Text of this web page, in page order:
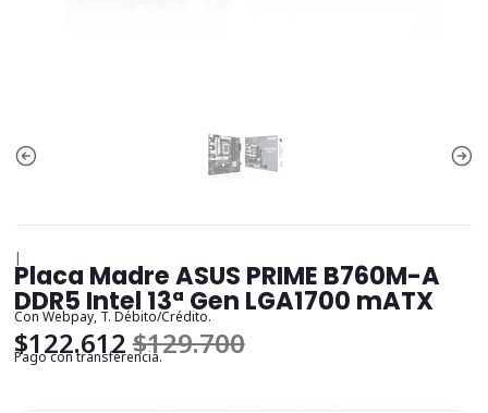
|
Placa Madre ASUS PRIME B760M-A
DDR5 Intel 13ª Gen LGA1700 mATX
Con Webpay, T. Débito/Crédito.
$122.612$129.700
Pago con transferencia.